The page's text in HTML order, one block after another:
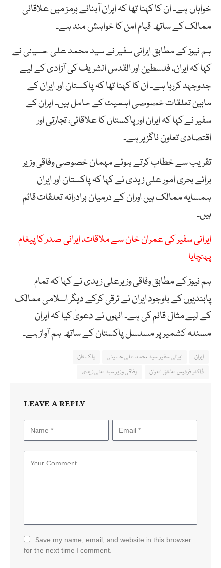
خواہاں ہے۔ ان کا کہنا تھا کہ ایران آبنائے ہرمز میں علاقائی
ممالک کے ساتھ قیام امن کا خواہش مند ہے۔
ہم نیوز کے مطابق ایرانی سفیر نے سید محمد علی حسینی نے
کہا کہ ایران، فلسطین اور القدس الشریف کی آزادی کے لیے
جدوجہد کررہا ہے۔ ان کا کہنا تھا کہ پاکستان اور ایران کے
مابین تعلقات خصوصی اہمیت کے حامل ہیں۔ ایران کے
سفیر نے کہا کہ ایران اور پاکستان کا علاقائی، تجارتی اور
اقتصادی تعاون ناگزیر ہے۔
تقریب سے خطاب کرتے ہوئے مہمان خصوصی وفاقی وزیر
برائے بحری امور علی زیدی نے کہا کہ پاکستان اور ایران
ہمسایہ ممالک ہیں اوران کے درمیان برادرانہ تعلقات قائم
ہیں۔
ایرانی سفیر کی عمران خان سے ملاقات، ایرانی صدر کا پیغام
پہنچایا
ہم نیوز کے مطابق وفاقی وزیرعلی زیدی نے کہا کہ تمام
پابندیوں کے باوجود ایران نے ترقی کرکے دیگر اسلامی ممالک
کے لیے مثال قائم کی ہے۔ انہوں نے دعویٰ کیا کہ ایران
مسئلہ کشمیر پر مسلسل پاکستان کے ساتھ ہم آواز ہے۔
ایران ایرانی سفیر سید محمد علی حسینی
پاکستان
ڈاکٹر فردوس عاشق اعوان
وفاقی وزیر سید علی زیدی
LEAVE A REPLY
Save my name, email, and website in this browser
for the next time I comment.